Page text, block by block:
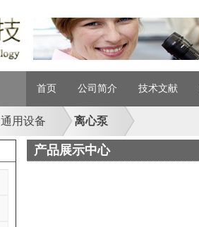
首页 公司简介 技术文献
通用设备 离心泵
产品展示中心